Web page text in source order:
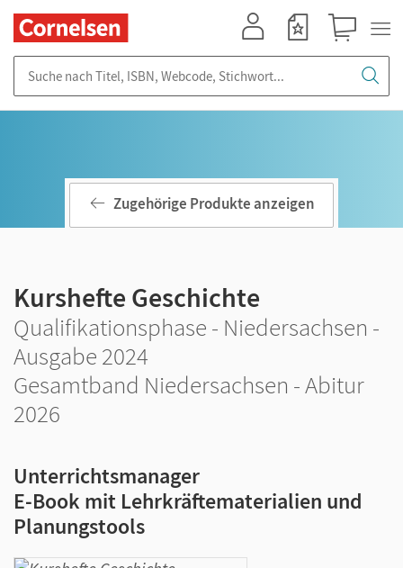
Zugehörige Produkte anzeigen
Kurshefte Geschichte
Qualifikationsphase - Niedersachsen -
Ausgabe 2024
Gesamtband Niedersachsen - Abitur
2026
Unterrichtsmanager
E-Book mit Lehrkräftematerialien und
Planungstools